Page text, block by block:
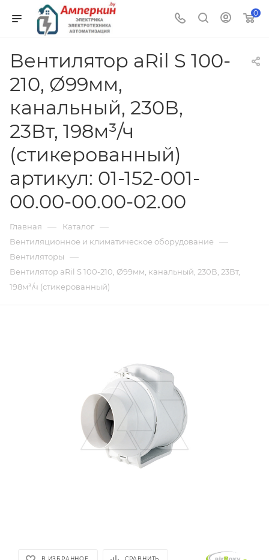
0
Вентилятор aRil S 100-
210, Ø99мм,
канальный, 230В,
23Вт, 198м³/ч
(стикерованный)
артикул: 01-152-001-
00.00-00.00-02.00
Главная — Каталог —
Вентиляционное и климатическое оборудование —
Вентиляторы —
Вентилятор aRil S 100-210, Ø99мм, канальный, 230В, 23Вт,
198м³/ч (стикерованный)